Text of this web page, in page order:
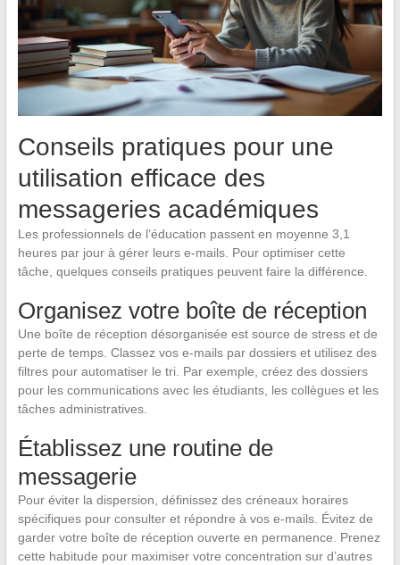
Conseils pratiques pour une
utilisation efficace des
messageries académiques
Les professionnels de l’éducation passent en moyenne 3,1
heures par jour à gérer leurs e-mails. Pour optimiser cette
tâche, quelques conseils pratiques peuvent faire la différence.
Organisez votre boîte de réception
Une boîte de réception désorganisée est source de stress et de
perte de temps. Classez vos e-mails par dossiers et utilisez des
filtres pour automatiser le tri. Par exemple, créez des dossiers
pour les communications avec les étudiants, les collègues et les
tâches administratives.
Établissez une routine de
messagerie
Pour éviter la dispersion, définissez des créneaux horaires
spécifiques pour consulter et répondre à vos e-mails. Évitez de
garder votre boîte de réception ouverte en permanence. Prenez
cette habitude pour maximiser votre concentration sur d’autres